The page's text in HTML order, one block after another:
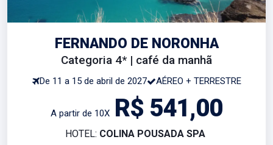
FERNANDO DE NORONHA
Categoria 4* | café da manhã
De 11 a 15 de abril de 2027 AÉREO + TERRESTRE
A partir de 10X R$ 541,00
HOTEL: COLINA POUSADA SPA